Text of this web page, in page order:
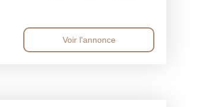
Voir l'annonce